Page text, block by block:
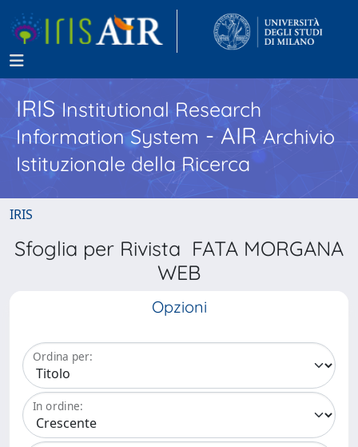
IRISInstitutional Research
Information System - AIR Archivio
Istituzionale della Ricerca
IRIS
Sfoglia per Rivista FATA MORGANA
WEB
Opzioni
Ordina per:
In ordine: